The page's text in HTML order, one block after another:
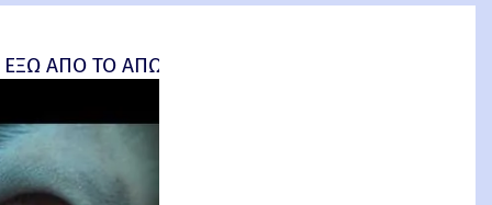
ΕΞΩ ΑΠΟ ΤΟ ΑΠΩΤΕΡΟ (Insidious: Out of the